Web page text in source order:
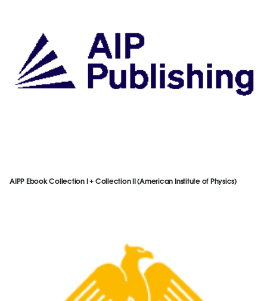
AIPP Ebook Collection I + Collection II (American Institute of Physics)